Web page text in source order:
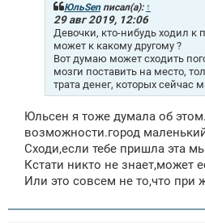
ЮльSenписал(а): ↑
29 авг 2019, 12:06
Девочки, кто-нибудь ходил к
может к какому другому ?
Вот думаю может сходить
мозги поставить на место,
трата денег, которых сейчас
Юльсен я тоже думала об
возможности.город
Сходи,если тебе пришла эта
Кстати никто не знает,может
Или это совсем не то,что